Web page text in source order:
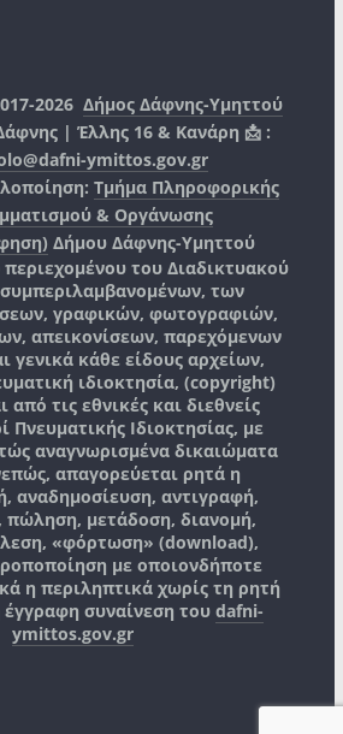
2026Δήμος Δάφνης-Υμηττού
| Έλλης 16 & Κανάρη 📩 :
ymittos.gov.gr
Τμήμα Πληροφορικής
& Οργάνωσης
Δήμου Δάφνης-Υμηττού
του Διαδικτυακού
των
γραφικών, φωτογραφιών,
απεικονίσεων, παρεχόμενων
γενικά κάθε είδους αρχείων,
ιδιοκτησία, (copyright)
από τις εθνικές και διεθνείς
Πνευματικής Ιδιοκτησίας, με
αναγνωρισμένα δικαιώματα
απαγορεύεται ρητά η
αναδημοσίευση, αντιγραφή,
πώληση, μετάδοση, διανομή,
«φόρτωση» (download),
με οποιονδήποτε
η περιληπτικά χωρίς τη ρητή
συναίνεση του dafni-
ymittos.gov.gr